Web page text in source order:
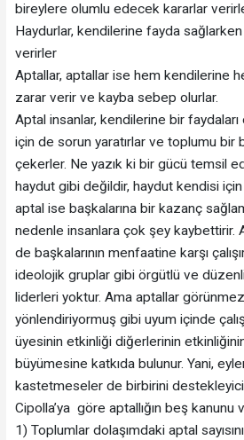
bireylere olumlu edecek kararlar
Haydurlar, kendilerine fayda
verirler
Aptallar, aptallar ise hem kendilerine
zarar verir ve kayba sebep olurlar.
Aptal insanlar, kendilerine bir faydaları
için de sorun yaratırlar ve toplumu bir
çekerler. Ne yazık ki bir gücü temsil
haydut gibi değildir, haydut kendisi
aptal ise başkalarına bir kazanç
nedenle insanlara çok şey kaybettirir.
de başkalarının menfaatine karşı
ideolojik gruplar gibi örgütlü ve
liderleri yoktur. Ama aptallar
yönlendiriyormuş gibi uyum içinde
üyesinin etkinliği diğerlerinin
büyümesine katkıda bulunur. Yani,
kastetmeseler de birbirini
Cipolla’ya göre aptallığın beş kanunu
1) Toplumlar dolaşımdaki aptal